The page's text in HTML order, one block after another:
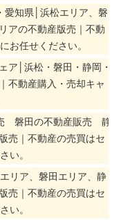
愛知県│浜松エリア、磐
アの不動産版売｜不動
お任せください。
ア│浜松・磐田・静岡・
不動産購入・売却キャ
磐田の不動産販売 静
売｜不動産の売買はセ
い。
リア、磐田エリア、静
売｜不動産の売買はセ
い。